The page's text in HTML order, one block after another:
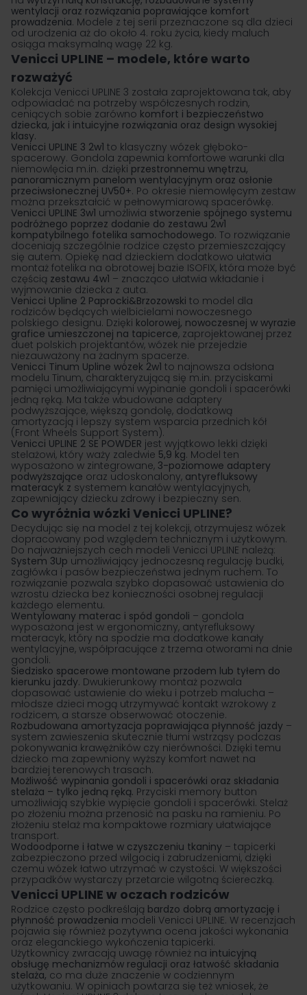
wentylacji oraz rozwiązania poprawiające komfort
prowadzenia. Modele z tej serii przeznaczone są dla dzieci
od urodzenia aż do około 4. roku życia, kiedy maluch
osiąga maksymalną wagę 22 kg.
Venicci UPLINE – modele, które warto
rozważyć
Kolekcja Venicci UPLINE 3 została zaprojektowana tak, aby
odpowiadać na potrzeby współczesnych rodzin,
ceniących sobie zarówno komfort i bezpieczeństwo
dziecka, jak i intuicyjne rozwiązania oraz design wysokiej
klasy.
Venicci UPLINE 3 2w1 to klasyczny wózek głęboko-
spacerowy. Gondola zapewnia komfortowe warunki dla
niemowlęcia m.in. dzięki przestronnemu wnętrzu,
panoramicznym panelom wentylacyjnym oraz osłonie
przeciwsłonecznej UV50+. Po okresie niemowlęcym zestaw
można przekształcić w pełnowymiarową spacerówkę.
Venicci UPLINE 3w1 umożliwia stworzenie spójnego systemu
podróżnego poprzez dodanie do zestawu 2w1
kompatybilnego fotelika samochodowego. To rozwiązanie
doceniają szczególnie rodzice często przemieszczający
się autem. Opiekę nad dzieckiem dodatkowo ułatwia
montaż fotelika na obrotowej bazie ISOFIX, która może być
częścią zestawu 4w1 – znacząco ułatwia wkładanie i
wyjmowanie dziecka z auta.
Venicci Upline 2 Paprocki&Brzozowski to model dla
rodziców będących wielbicielami nowoczesnego
polskiego designu. Dzięki kolorowej, nowoczesnej w wyrazie
grafice umieszczonej na tapicerce, zaprojektowanej przez
duet polskich projektantów, wózek nie przejedzie
niezauważony na żadnym spacerze.
Venicci Tinum Upline wózek 2w1 to najnowsza odsłona
modelu Tinum, charakteryzującą się m.in. przyciskami
pamięci umożliwiającymi wypinanie gondoli i spacerówki
jedną ręką. Ma także wbudowane adaptery
podwyższające, większą gondolę, dodatkową
amortyzacją i lepszy system wsparcia przednich kół
(Front Wheels Support System).
Venicci UPLINE 2 SE POWDER jest wyjątkowo lekki dzięki
stelażowi, który waży zaledwie 5,9 kg. Model ten
wyposażono w zintegrowane, 3-poziomowe adaptery
podwyższające oraz udoskonalony, antyrefluksowy
materacyk z systemem kanałów wentylacyjnych,
zapewniający dziecku zdrowy i bezpieczny sen.
Co wyróżnia wózki Venicci UPLINE?
Decydując się na model z tej kolekcji, otrzymujesz wózek
dopracowany pod względem technicznym i użytkowym.
Do najważniejszych cech modeli Venicci UPLINE należą:
System 3Up umożliwiający jednoczesną regulację budki,
zagłówka i pasów bezpieczeństwa jednym ruchem. To
rozwiązanie pozwala szybko dopasować ustawienia do
wzrostu dziecka bez konieczności osobnej regulacji
każdego elementu.
Wentylowany materac i spód gondoli – gondola
wyposażona jest w ergonomiczny, antyrefluksowy
materacyk, który na spodzie ma dodatkowe kanały
wentylacyjne, współpracujące z trzema otworami na dnie
gondoli.
Siedzisko spacerowe montowane przodem lub tyłem do
kierunku jazdy. Dwukierunkowy montaż pozwala
dopasować ustawienie do wieku i potrzeb malucha –
młodsze dzieci mogą utrzymywać kontakt wzrokowy z
rodzicem, a starsze obserwować otoczenie.
Rozbudowana amortyzacja poprawiająca płynność jazdy –
system zawieszenia skutecznie tłumi wstrząsy podczas
pokonywania krawężników czy nierówności. Dzięki temu
dziecko ma zapewniony wyższy komfort nawet na
bardziej terenowych trasach.
Możliwość wypinania gondoli i spacerówki oraz składania
stelaża – tylko jedną ręką. Przyciski memory button
umożliwiają szybkie wypięcie gondoli i spacerówki. Stelaż
po złożeniu można przenosić na pasku na ramieniu. Po
złożeniu stelaż ma kompaktowe rozmiary ułatwiające
transport.
Wodoodporne i łatwe w czyszczeniu tkaniny – tapicerki
zabezpieczono przed wilgocią i zabrudzeniami, dzięki
czemu wózek łatwo utrzymać w czystości. W większości
przypadków wystarczy przetarcie wilgotną ściereczką.
Venicci UPLINE w oczach rodziców
Rodzice często podkreślają bardzo dobrą amortyzację i
płynność prowadzenia modeli Venicci UPLINE. W recenzjach
pojawia się również pozytywna ocena jakości wykonania
oraz eleganckiego wykończenia tapicerki.
Użytkownicy zwracają uwagę również na intuicyjną
obsługę mechanizmów regulacji oraz łatwość składania
stelaża, co ma duże znaczenie w codziennym
użytkowaniu. W opiniach powtarza się też wniosek, że